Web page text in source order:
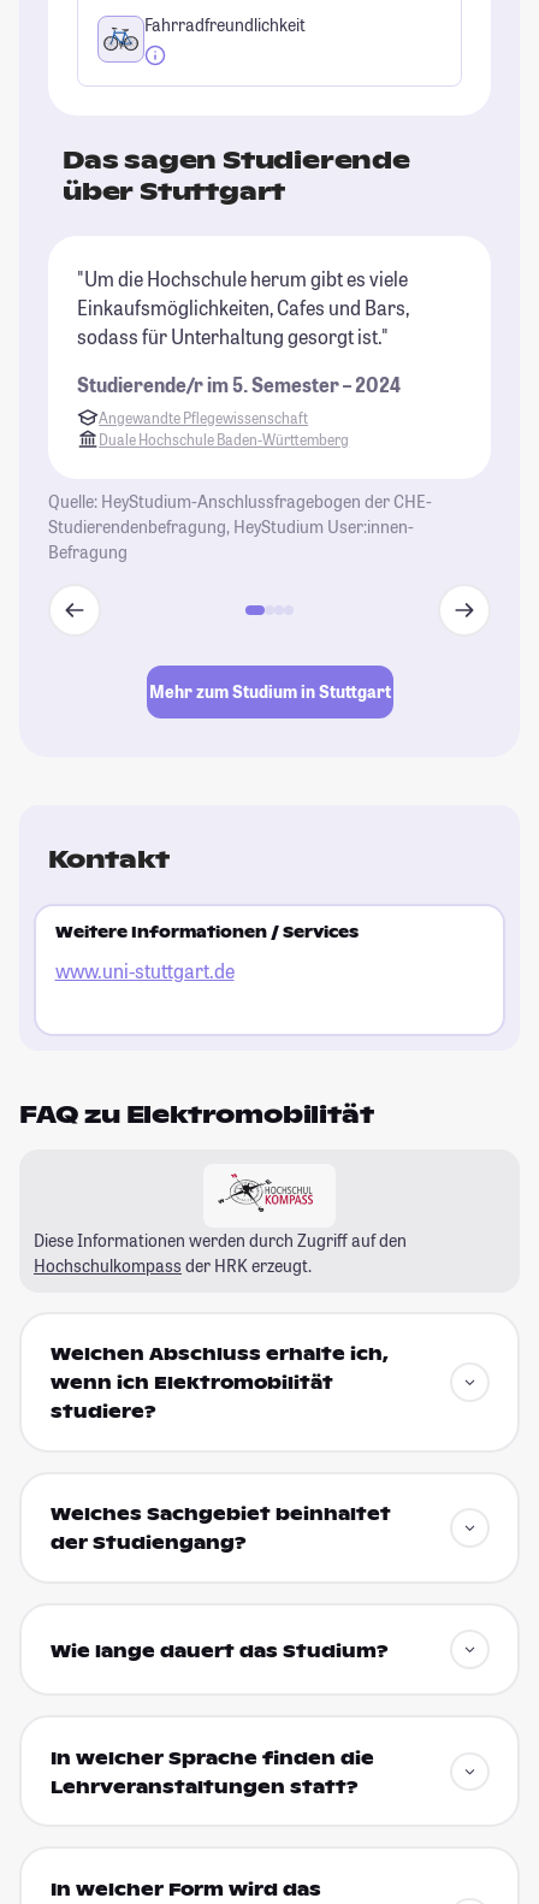
Fahrradfreundlichkeit
Das sagen Studierende
über Stuttgart
"Um die Hochschule herum gibt es viele
Einkaufsmöglichkeiten, Cafes und Bars,
sodass für Unterhaltung gesorgt ist."
Studierende/r im 5. Semester – 2024
Angewandte Pflegewissenschaft
Duale Hochschule Baden-Württemberg
Quelle: HeyStudium-Anschlussfragebogen der CHE-
Studierendenbefragung, HeyStudium User:innen-
Befragung
Mehr zum Studium in Stuttgart
Kontakt
Weitere Informationen / Services
www.uni-stuttgart.de
FAQ zu Elektromobilität
Diese Informationen werden durch Zugriff auf den
Hochschulkompass der HRK erzeugt.
Welchen Abschluss erhalte ich,
wenn ich Elektromobilität
studiere?
Welches Sachgebiet beinhaltet
der Studiengang?
Wie lange dauert das Studium?
In welcher Sprache finden die
Lehrveranstaltungen statt?
In welcher Form wird das